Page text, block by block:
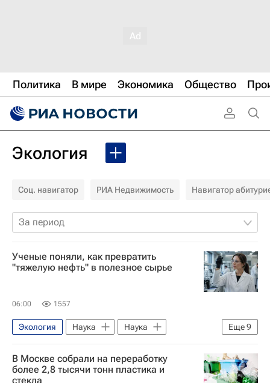
Политика В мире Экономика Общество
Экология
Соц. навигатор РИА Недвижимость Навигатор
За период
Ученые поняли, как превратить
"тяжелую нефть" в полезное сырье
06:00 1557
Еще9
Экология Наука
Наука
Университетская наука
В Москве собрали на переработку
более 2,8 тысячи тонн пластика и
стекла